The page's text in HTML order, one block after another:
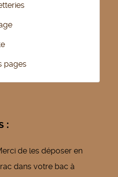
pages
:
de les déposer en
dans votre bac à